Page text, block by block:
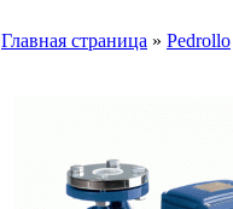
Главная страница » Pedrollo